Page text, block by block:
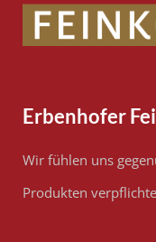
Erbenhofer
Wir fühlen uns
Produkten